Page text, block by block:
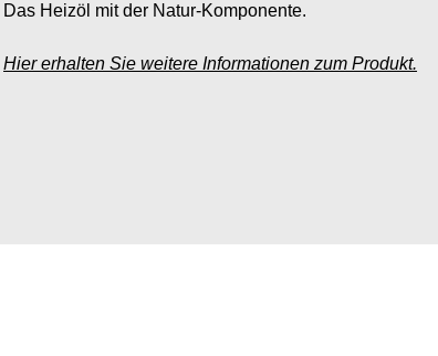
Das Heizöl mit der Natur-Komponente.
Hier erhalten Sie weitere Informationen zum Produkt.